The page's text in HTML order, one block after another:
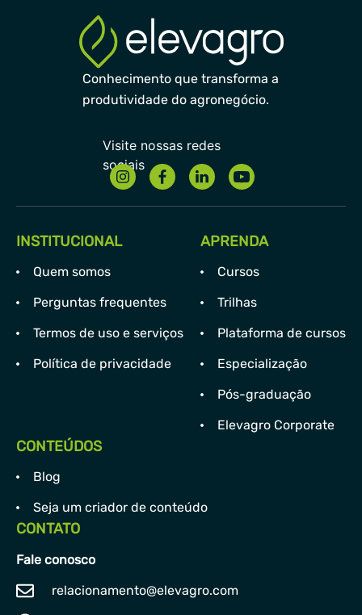
Conhecimento que transforma a
produtividade do agronegócio.
INSTITUCIONAL
Quem somos
Perguntas frequentes
Termos de uso e serviços
Política de privacidade
APRENDA
Cursos
Trilhas
Plataforma de cursos
Especialização
Pós-graduação
Elevagro Corporate
CONTEÚDOS
Blog
Seja um criador de conteúdo
CONTATO
Fale conosco
relacionamento@elevagro.com